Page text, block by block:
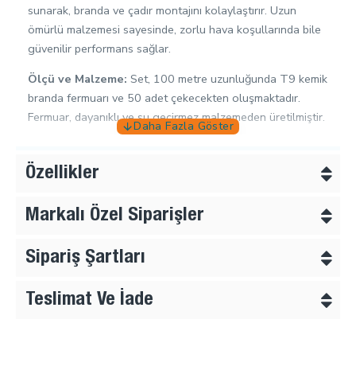
sunarak, branda ve çadır montajını kolaylaştırır. Uzun
ömürlü malzemesi sayesinde, zorlu hava koşullarında bile
güvenilir performans sağlar.
Ölçü ve Malzeme: Set, 100 metre uzunluğunda T9 kemik
branda fermuarı ve 50 adet çekecekten oluşmaktadır.
Fermuar, dayanıklı ve su geçirmez malzemeden üretilmiştir.
uygulamaları, açık hava etkinlikleri ve benzeri alanlarda
idealdir.
Fermuar Seti, kullanıcı dostu tasarımı ve yüksek kaliteli
malzemesi ile uzun süreli kullanım için mükemmel bir
seçimdir. Hızlı montaj ve güvenilir performans arayanlar
Özellikler
Markalı Özel Siparişler
Sipariş Şartları
Teslimat Ve İade